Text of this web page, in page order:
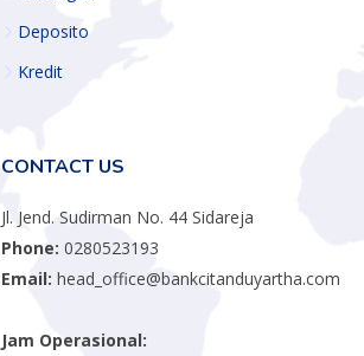
Deposito
Kredit
CONTACT US
Jl. Jend. Sudirman No. 44 Sidareja
Phone: 0280523193
Email: head_office@bankcitanduyartha.com
Jam Operasional: